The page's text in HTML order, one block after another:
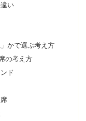
い
かで選ぶ考え方
の考え方
ド